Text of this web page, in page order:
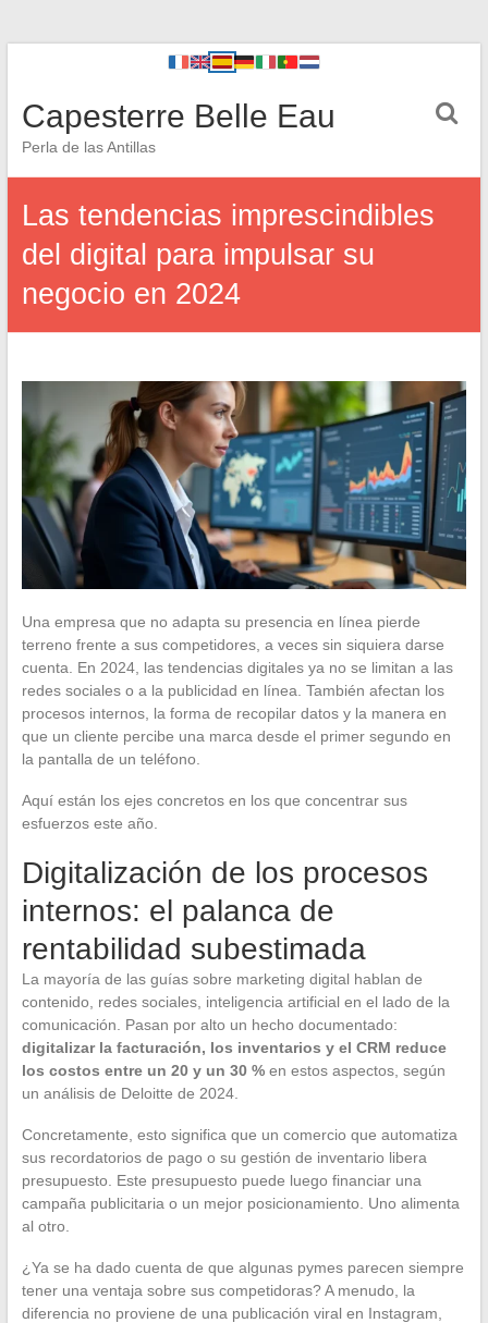
Capesterre Belle Eau
Perla de las Antillas
Las tendencias imprescindibles
del digital para impulsar su
negocio en 2024
Una empresa que no adapta su presencia en línea pierde
terreno frente a sus competidores, a veces sin siquiera darse
cuenta. En 2024, las tendencias digitales ya no se limitan a las
redes sociales o a la publicidad en línea. También afectan los
procesos internos, la forma de recopilar datos y la manera en
que un cliente percibe una marca desde el primer segundo en
la pantalla de un teléfono.
Aquí están los ejes concretos en los que concentrar sus
esfuerzos este año.
Digitalización de los procesos
internos: el palanca de
rentabilidad subestimada
La mayoría de las guías sobre marketing digital hablan de
contenido, redes sociales, inteligencia artificial en el lado de la
comunicación. Pasan por alto un hecho documentado:
digitalizar la facturación, los inventarios y el CRM reduce
los costos entre un 20 y un 30 %en estos aspectos, según
un análisis de Deloitte de 2024.
Concretamente, esto significa que un comercio que automatiza
sus recordatorios de pago o su gestión de inventario libera
presupuesto. Este presupuesto puede luego financiar una
campaña publicitaria o un mejor posicionamiento. Uno alimenta
al otro.
¿Ya se ha dado cuenta de que algunas pymes parecen siempre
tener una ventaja sobre sus competidoras? A menudo, la
diferencia no proviene de una publicación viral en Instagram,